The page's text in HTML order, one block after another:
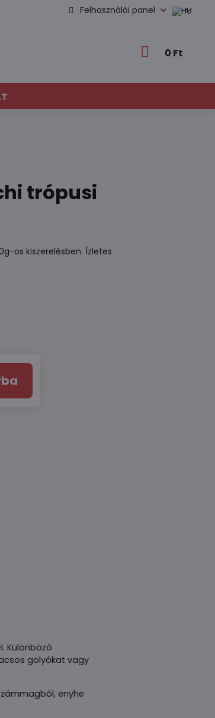
Felhasználói panel
0 Ft
trópusi
os kiszerelésben. Ízletes
Különböző
golyókat vagy
enyhe